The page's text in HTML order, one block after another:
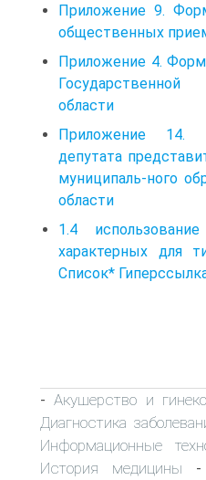
Приложение 9.
общественных
Приложение 4.
области
Приложение
депутата
муниципаль-ного
области
1.4
характерных для
Список*
-Акушерство и
Диагностика
Информационные
История медицины -